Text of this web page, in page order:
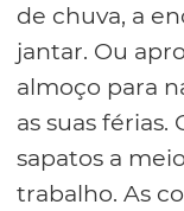
de chuva, a
jantar. Ou
almoço para
as suas
sapatos a
trabalho. As